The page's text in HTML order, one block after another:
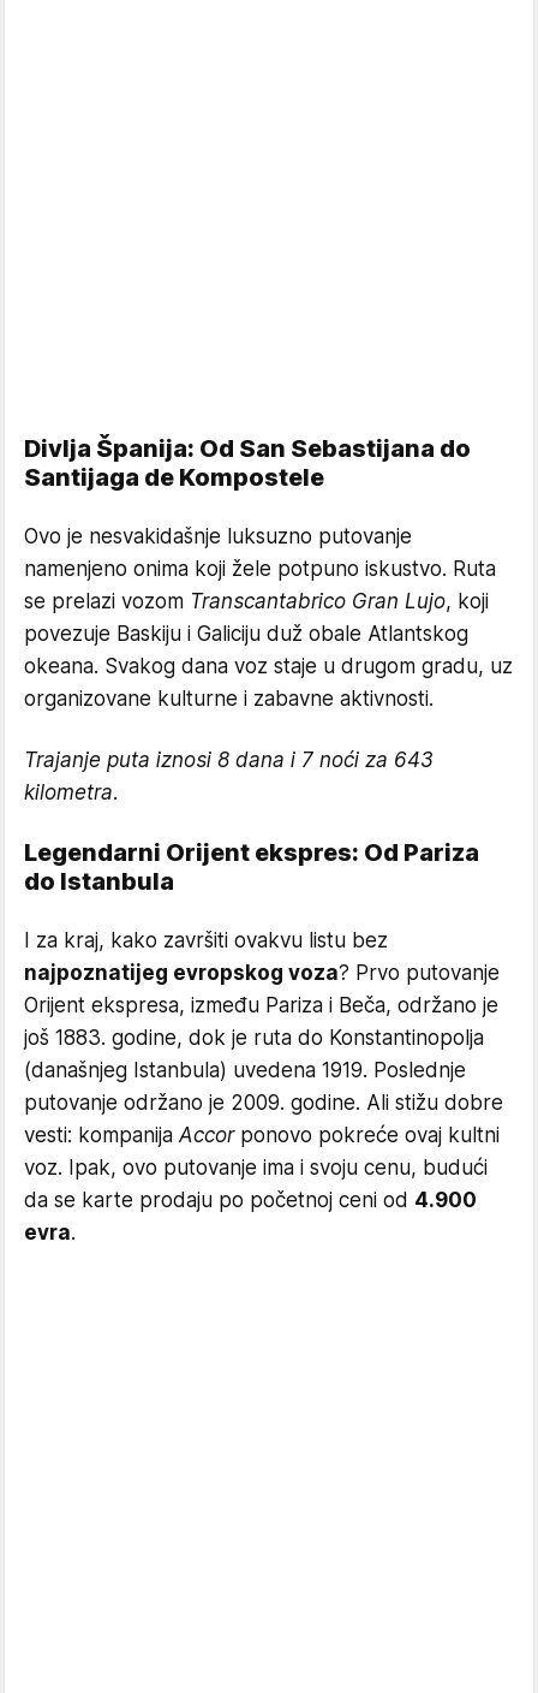
Divlja Španija: Od San Sebastijana do
Santijaga de Kompostele
Ovo je nesvakidašnje luksuzno putovanje
namenjeno onima koji žele potpuno iskustvo. Ruta
se prelazi vozom Transcantabrico Gran Lujo, koji
povezuje Baskiju i Galiciju duž obale Atlantskog
okeana. Svakog dana voz staje u drugom gradu, uz
organizovane kulturne i zabavne aktivnosti.
Trajanje puta iznosi 8 dana i 7 noći za 643
kilometra.
Legendarni Orijent ekspres: Od Pariza
do Istanbula
I za kraj, kako završiti ovakvu listu bez
najpoznatijeg evropskog voza? Prvo putovanje
Orijent ekspresa, između Pariza i Beča, održano je
još 1883. godine, dok je ruta do Konstantinopolja
(današnjeg Istanbula) uvedena 1919. Poslednje
putovanje održano je 2009. godine. Ali stižu dobre
vesti: kompanija Accorponovo pokreće ovaj kultni
voz. Ipak, ovo putovanje ima i svoju cenu, budući
da se karte prodaju po početnoj ceni od 4.900
evra.